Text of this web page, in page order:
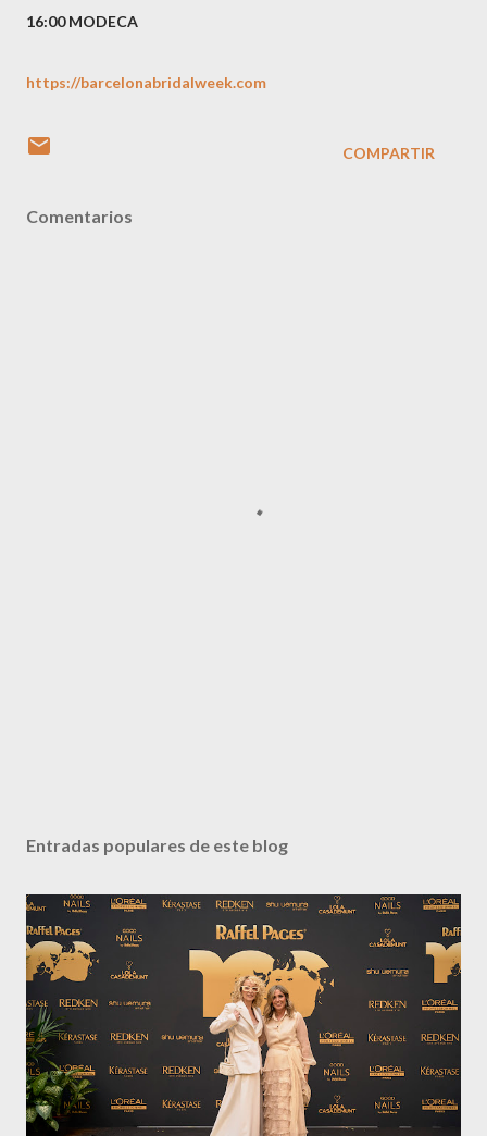
16:00 MODECA
https://barcelonabridalweek.com
COMPARTIR
Comentarios
Entradas populares de este blog